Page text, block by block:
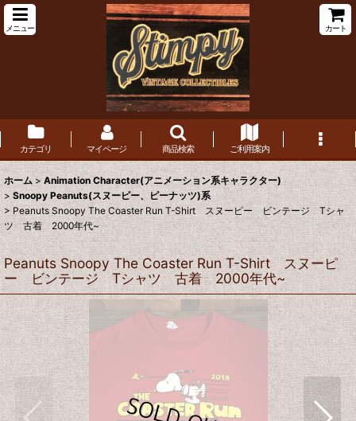
メニュー カート
カテゴリ マイページ 商品検索 ご利用案内
ホーム > Animation Character(アニメーション系キャラクター)
> Snoopy Peanuts(スヌーピー、ピーナッツ)系
> Peanuts Snoopy The Coaster Run T-Shirt スヌーピー ビンテージ Tシャ
ツ 古着 2000年代~
Peanuts Snoopy The Coaster Run T-Shirt スヌーピ
ー ビンテージ Tシャツ 古着 2000年代~